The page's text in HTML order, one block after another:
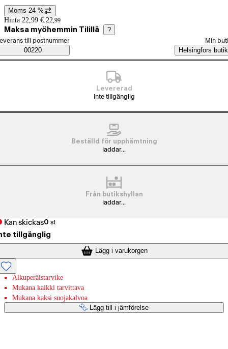
Prisinformation
Moms 24 %
Hinta 22,99 €. 22,99
Maksa myöhemmin Tilillä ?
Saatavuustiedot
beställningssätt
till postnummer
00220
Min
Helsingfors butik
Levererad
Inte tillgänglig
Beställd för upphämtning
laddar...
Från butikshyllan
laddar...
Kan skickas0 st
tillgänglig
Lägg i varukorgen
Alkuperäistarvike
Mukana kaikki tarvittava
Mukana kaksi suojakalvoa
Lägg till i jämförelse